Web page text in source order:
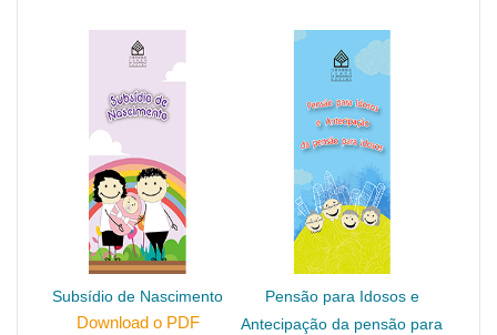
Subsídio de Nascimento
Download o PDF
Pensão para Idosos e
Antecipação da pensão para